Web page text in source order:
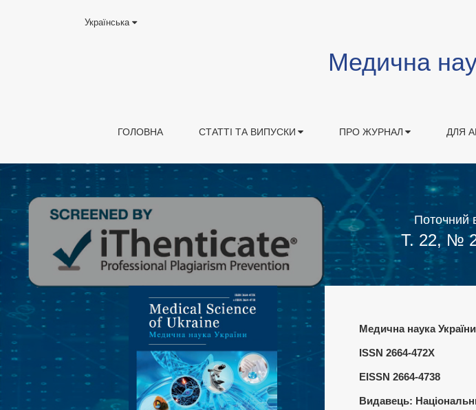
Українська
Медична
ГОЛОВНА СТАТТІ ТА ВИПУСКИ ПРО ЖУРНАЛ ДЛЯ
Поточний
Т. 22, №
Медична наука України
ISSN 2664-472X
EISSN 2664-4738
Видавець: